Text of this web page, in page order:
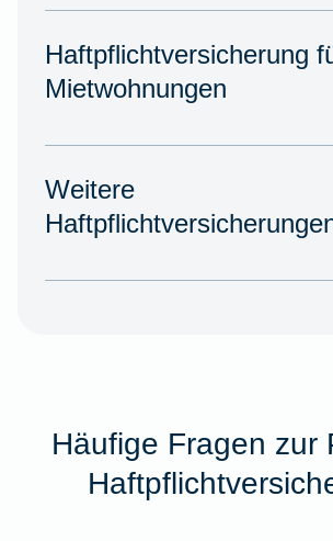
Haftpflichtversicherung
Mietwohnungen
Weitere
Häufige Fragen zur